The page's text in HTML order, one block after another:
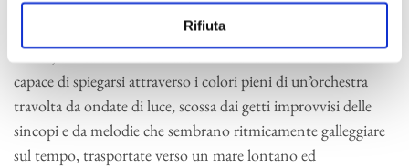
Rifiuta
Il primo movimento si apre con una glorioso tutti
orchestrale che da subito ogni cosa immerge in un’atmosfera
mitica, eroica e sovrumana. Si narra di una forza creatrice
capace di spiegarsi attraverso i colori pieni di un’orchestra
travolta da ondate di luce, scossa dai getti improvvisi delle
sincopi e da melodie che sembrano ritmicamente galleggiare
sul tempo, trasportate verso un mare lontano ed